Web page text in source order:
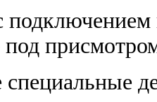
специальные